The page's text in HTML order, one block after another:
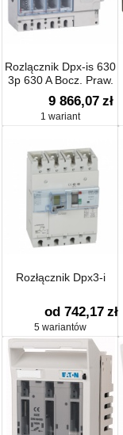
Rozlącznik Dpx-is 630
3p 630 A Bocz. Praw.
Wyz.
9 866,07 zł
1 wariant
Rozłącznik Dpx3-i
od 742,17 zł
5 wariantów